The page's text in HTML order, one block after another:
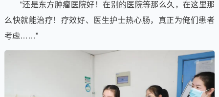
“还是东方肿瘤医院好！在别的医院等那么久，在这里那
么快就能治疗！疗效好、医生护士热心肠，真正为俺们患者
考虑……”